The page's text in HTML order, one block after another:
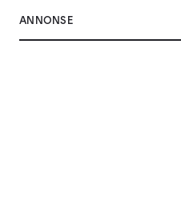
ANNONSE